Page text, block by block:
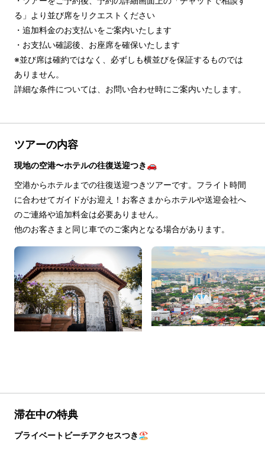
る」より並び席をリクエストください
・追加料金のお支払いをご案内いたします
・お支払い確認後、お座席を確保いたします
※並び席は確約ではなく、必ずしも横並びを保証するものでは
ありません。
詳細な条件については、お問い合わせ時にご案内いたします。
ツアーの内容
現地の空港〜ホテルの往復送迎つき🚗
空港からホテルまでの往復送迎つきツアーです。フライト時間
に合わせてガイドがお迎え！お客さまからホテルや送迎会社へ
のご連絡や追加料金は必要ありません。
他のお客さまと同じ車でのご案内となる場合があります。
滞在中の特典
プライベートビーチアクセスつき🏖️